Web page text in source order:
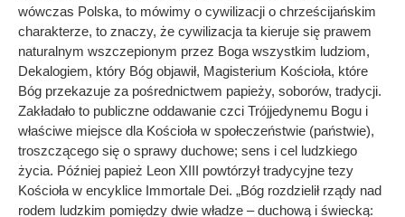
wówczas Polska, to mówimy o cywilizacji o chrześcijańskim
charakterze, to znaczy, że cywilizacja ta kieruje się prawem
naturalnym wszczepionym przez Boga wszystkim ludziom,
Dekalogiem, który Bóg objawił, Magisterium Kościoła, które
Bóg przekazuje za pośrednictwem papieży, soborów, tradycji.
Zakładało to publiczne oddawanie czci Trójjedynemu Bogu i
właściwe miejsce dla Kościoła w społeczeństwie (państwie),
troszczącego się o sprawy duchowe; sens i cel ludzkiego
życia. Później papież Leon XIII powtórzył tradycyjne tezy
Kościoła w encyklice Immortale Dei. „Bóg rozdzielił rządy nad
rodem ludzkim pomiędzy dwie władze – duchową i świecką: